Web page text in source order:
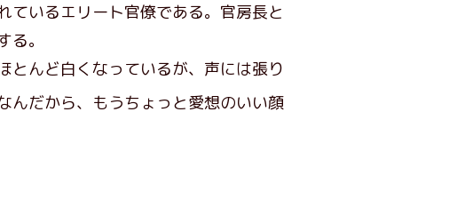
いるエリート官僚である。官房長と
。
とんど白くなっているが、声には張り
んだから、もうちょっと愛想のいい顔